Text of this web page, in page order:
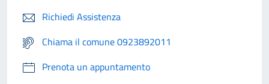
Richiedi Assistenza
Chiama il comune 0923892011
Prenota un appuntamento